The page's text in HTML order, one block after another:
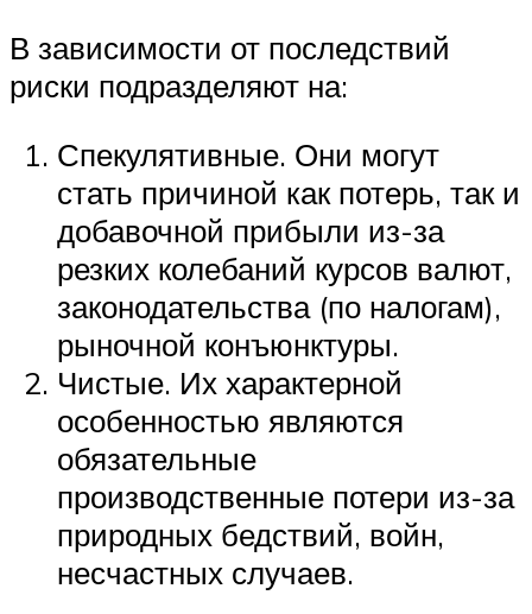
В зависимости от последствий
риски подразделяют на:
Спекулятивные. Они могут
стать причиной как потерь, так и
добавочной прибыли из-за
резких колебаний курсов валют,
законодательства (по налогам),
рыночной конъюнктуры.
Чистые. Их характерной
особенностью являются
обязательные
производственные потери из-за
природных бедствий, войн,
несчастных случаев.